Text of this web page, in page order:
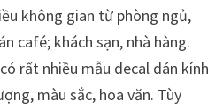
không gian từ phòng ngủ,
café; khách sạn, nhà hàng.
rất nhiều mẫu decal dán kính
màu sắc, hoa văn. Tùy